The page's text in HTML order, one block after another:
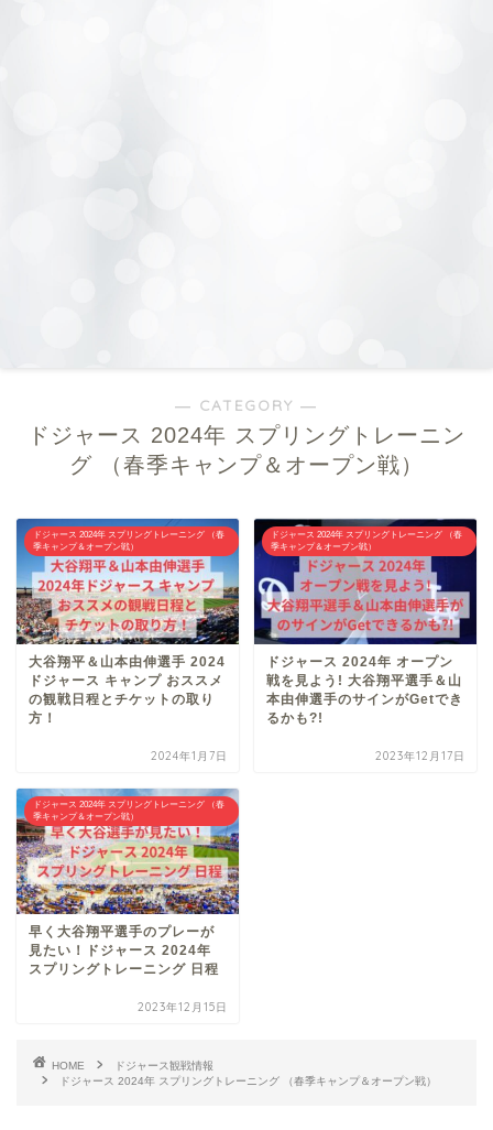
― CATEGORY ―
ドジャース 2024年 スプリングトレーニン
グ （春季キャンプ＆オープン戦）
ドジャース 2024年 スプリングトレーニング （春
季キャンプ＆オープン戦）
大谷翔平＆山本由伸選手 2024
ドジャース キャンプ おススメ
の観戦日程とチケットの取り
方！
2024年1月7日
ドジャース 2024年 スプリングトレーニング （春
季キャンプ＆オープン戦）
ドジャース 2024年 オープン
戦を見よう! 大谷翔平選手＆山
本由伸選手のサインがGetでき
るかも?!
2023年12月17日
ドジャース 2024年 スプリングトレーニング （春
季キャンプ＆オープン戦）
早く大谷翔平選手のプレーが
見たい！ドジャース 2024年
スプリングトレーニング 日程
2023年12月15日
HOME
ドジャース観戦情報
ドジャース 2024年 スプリングトレーニング （春季キャンプ＆オープン戦）